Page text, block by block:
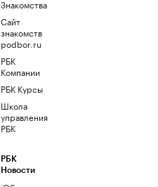
Знакомства
Сайт
знакомств
podbor.ru
РБК
Компании
РБК Курсы
Школа
управления
РБК
РБК
Новости